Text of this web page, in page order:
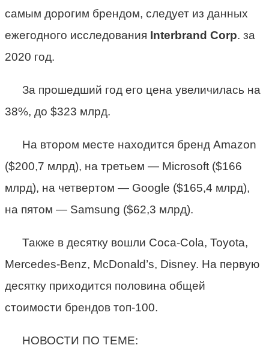
самым дорогим брендом, следует из данных
ежегодного исследования Interbrand Corp. за
2020 год.
За прошедший год его цена увеличилась на
38%, до $323 млрд.
На втором месте находится бренд Amazon
($200,7 млрд), на третьем — Microsoft ($166
млрд), на четвертом — Google ($165,4 млрд),
на пятом — Samsung ($62,3 млрд).
Также в десятку вошли Coca-Cola, Toyota,
Mercedes-Benz, McDonald’s, Disney. На первую
десятку приходится половина общей
стоимости брендов топ-100.
НОВОСТИ ПО ТЕМЕ: